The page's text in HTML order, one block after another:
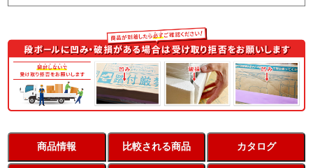
商品情報 比較される商品 カタログ